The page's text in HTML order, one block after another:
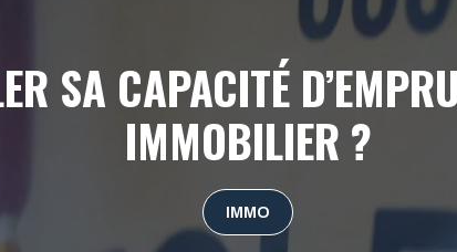
SA CAPACITÉ
IMMOBILIER ?
IMMO